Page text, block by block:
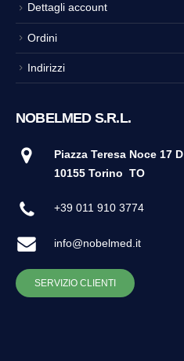
Dettagli account
Ordini
Indirizzi
NOBELMED S.R.L.
Piazza Teresa Noce 17 D
10155 Torino TO
+39 011 910 3774
info@nobelmed.it
SERVIZIO CLIENTI